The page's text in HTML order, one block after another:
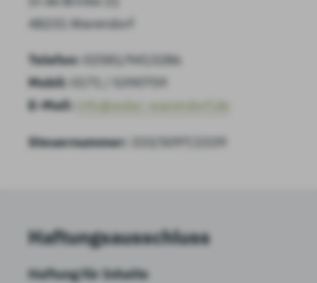
48231 Warendorf
Telefon:
02581/9413286
Mobil:
0171 / 5390759
E-Mail:
info@wdsc-warendorf.de
Steuernummer: 333/5097/2339
Haftungsausschluss
Haftung für Inhalte